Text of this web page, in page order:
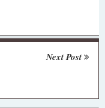
Next Post